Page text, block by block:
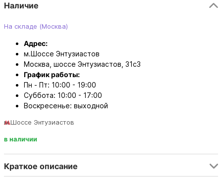
Наличие
На складе (Москва)
Адрес:
м.Шоссе Энтузиастов
Москва, шоссе Энтузиастов, 31с3
График работы:
Пн - Пт: 10:00 - 19:00
Суббота: 10:00 - 17:00
Воскресенье: выходной
м.Шоссе Энтузиастов
в наличии
Краткое описание